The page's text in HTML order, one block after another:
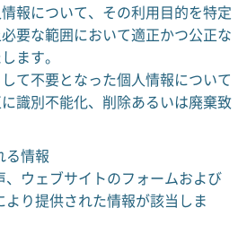
報について、その利用目的を特定
要な範囲において適正かつ公正な
ます。
て不要となった個人情報について
識別不能化、削除あるいは廃棄致
る情報
、ウェブサイトのフォームおよび
り提供された情報が該当しま